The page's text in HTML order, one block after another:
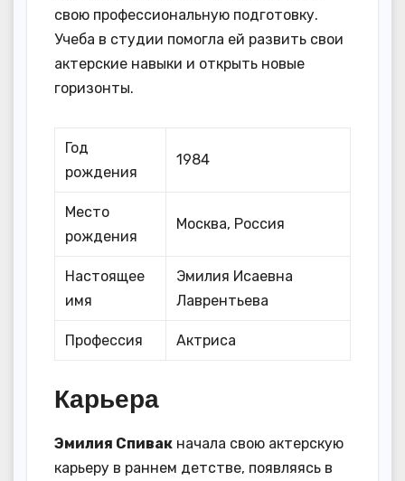
свою профессиональную подготовку.
Учеба в студии помогла ей развить свои
актерские навыки и открыть новые
горизонты.
Год
рождения
1984
Место
рождения
Москва, Россия
Настоящее
имя
Эмилия Исаевна
Лаврентьева
Профессия Актриса
Карьера
Эмилия Спивак начала свою актерскую
карьеру в раннем детстве, появляясь в